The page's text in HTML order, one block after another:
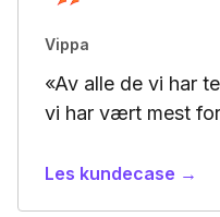
Vippa
«Av alle de vi har
vi har vært mest
Les kundecase →